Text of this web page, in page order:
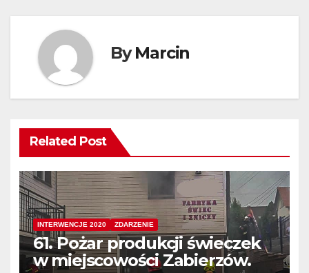
ByMarcin
Related Post
INTERWENCJE 2020 ZDARZENIE
61. Pożar produkcji świeczek
w miejscowości Zabierzów.